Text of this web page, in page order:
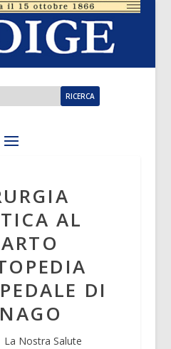
AL
DI
La Nostra Salute